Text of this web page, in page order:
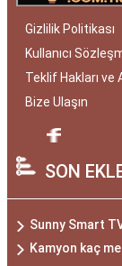
Gizlilik Politikası
Kullanıcı
Teklif Hakları ve
Bize Ulaşın
SON
Sunny Smart
Kamyon kaç